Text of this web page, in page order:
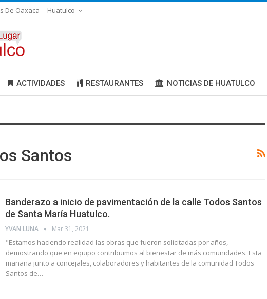
De Oaxaca Huatulco
ACTIVIDADES RESTAURANTES NOTICIAS DE HUATULCO
Santos
Banderazo a inicio de pavimentación de la calle Todos Santos
de Santa María Huatulco.
YVAN LUNA Mar 31, 2021
"Estamos haciendo realidad las obras que fueron solicitadas por años,
demostrando que en equipo contribuimos al bienestar de más comunidades. Esta
mañana junto a concejales, colaboradores y habitantes de la comunidad Todos
Santos de…